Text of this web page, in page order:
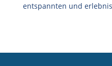
entspannten und